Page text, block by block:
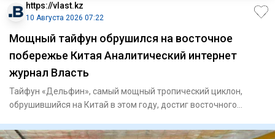
https://vlast.kz
10 Августа 2026 07:22
Мощный тайфун обрушился на восточное
побережье Китая Аналитический интернет
журнал Власть
Тайфун «Дельфин», самый мощный тропический циклон,
обрушившийся на Китай в этом году, достиг восточного